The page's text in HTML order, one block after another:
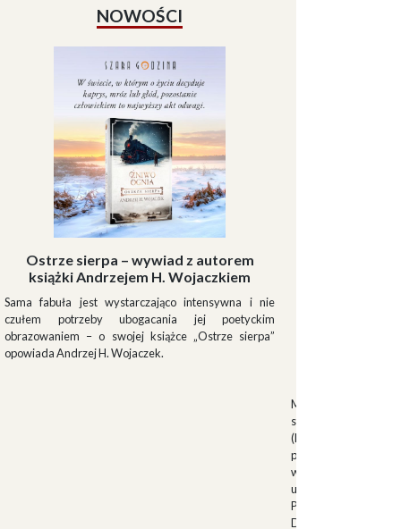
NOWOŚCI
Ostrze sierpa – wywiad z autorem
książki Andrzejem H. Wojaczkiem
Sama fabuła jest wystarczająco intensywna i nie
czułem potrzeby ubogacania jej poetyckim
obrazowaniem – o swojej książce „Ostrze sierpa”
opowiada Andrzej H. Wojaczek.
Muszkieterowie
stanowili elitarną
(Milizia Volontaria
pełniącą rolę
w latach 1923-
uroczystościach
Palazzo Venezia w
Duce.